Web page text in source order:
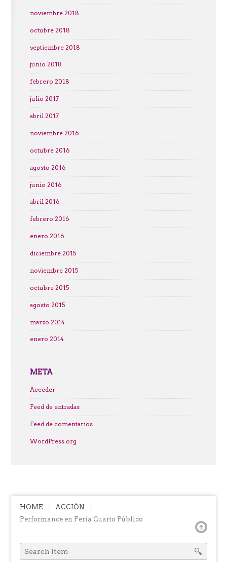
noviembre 2018
octubre 2018
septiembre 2018
junio 2018
febrero 2018
julio 2017
abril 2017
noviembre 2016
octubre 2016
agosto 2016
junio 2016
abril 2016
febrero 2016
enero 2016
diciembre 2015
noviembre 2015
octubre 2015
agosto 2015
marzo 2014
enero 2014
META
Acceder
Feed de entradas
Feed de comentarios
WordPress.org
HOME
ACCIÓN
Performance en Feria Cuarto Público
SEARCH